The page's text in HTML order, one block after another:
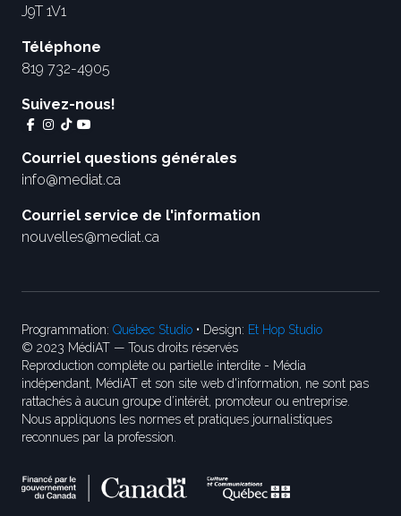
J9T 1V1
Téléphone
819 732-4905
Suivez-nous!
Courriel questions générales
info@mediat.ca
Courriel service de l'information
nouvelles@mediat.ca
Programmation: Québec Studio • Design: Et Hop Studio
© 2023 MédiAT — Tous droits réservés
Reproduction complète ou partielle interdite - Média
indépendant, MédiAT et son site web d'information, ne sont pas
rattachés à aucun groupe d’intérêt, promoteur ou entreprise.
Nous appliquons les normes et pratiques journalistiques
reconnues par la profession.